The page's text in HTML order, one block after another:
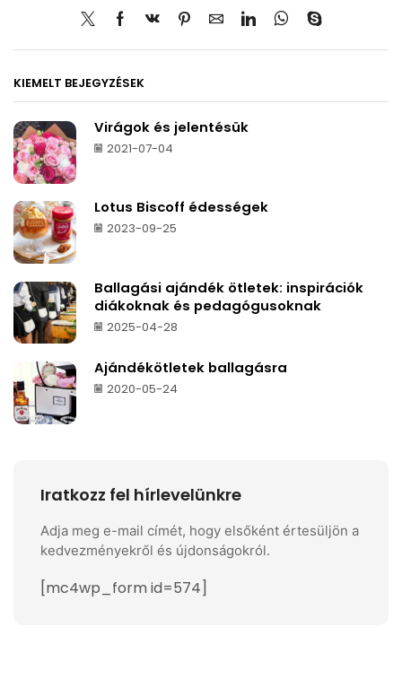
KIEMELT BEJEGYZÉSEK
Virágok és jelentésük
2021-07-04
Lotus Biscoff édességek
2023-09-25
Ballagási ajándék ötletek: inspirációk
diákoknak és pedagógusoknak
2025-04-28
Ajándékötletek ballagásra
2020-05-24
Iratkozz fel hírlevelünkre
Adja meg e-mail címét, hogy elsőként értesüljön a
kedvezményekről és újdonságokról.
[mc4wp_form id=574]